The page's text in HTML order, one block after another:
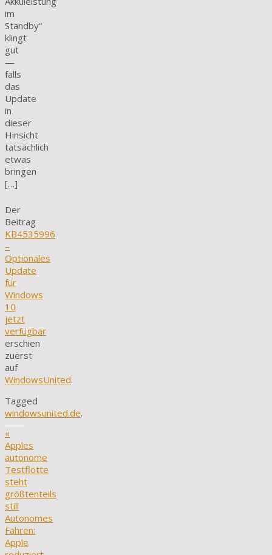
im
Standby“
klingt
gut
—
falls
das
Update
in
dieser
Hinsicht
tatsächlich
etwas
bringen
[…]
Der
Beitrag
KB4535996
–
Optionales
Update
für
Windows
10
jetzt
verfügbar
erschien
zuerst
auf
WindowsUnited.
Tagged
windowsunited.de.
«
Apples
autonome
Testflotte
steht
größtenteils
still
Autonomes
Fahren:
Apple